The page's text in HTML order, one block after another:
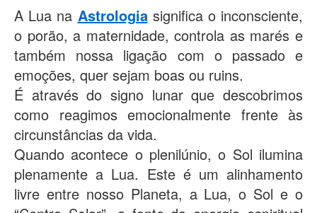
A Lua na Astrologiasignifica o inconsciente,
o porão, a maternidade, controla as marés e
também nossa ligação com o passado e
emoções, quer sejam boas ou ruins.
É através do signo lunar que descobrimos
como reagimos emocionalmente frente às
circunstâncias da vida.
Quando acontece o plenilúnio, o Sol ilumina
plenamente a Lua. Este é um alinhamento
livre entre nosso Planeta, a Lua, o Sol e o